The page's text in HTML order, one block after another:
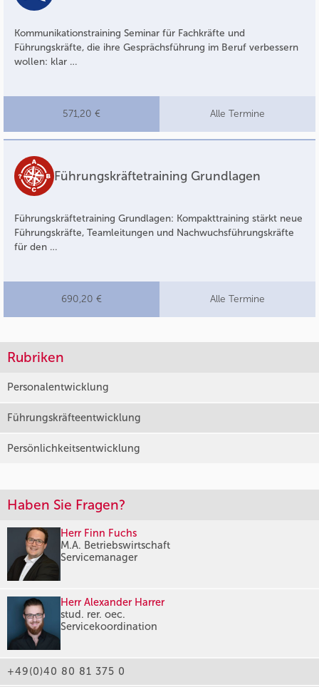
Kommunikationstraining Seminar für Fachkräfte und
Führungskräfte, die ihre Gesprächsführung im Beruf verbessern
wollen: klar …
571,20 € Alle Termine
Führungskräftetraining Grundlagen
Führungskräftetraining Grundlagen: Kompakttraining stärkt neue
Führungskräfte, Teamleitungen und Nachwuchsführungskräfte
für den …
690,20 € Alle Termine
Rubriken
Personalentwicklung
Führungskräfteentwicklung
Persönlichkeitsentwicklung
Haben Sie Fragen?
Herr Finn Fuchs
M.A. Betriebswirtschaft
Servicemanager
Herr Alexander Harrer
stud. rer. oec.
Servicekoordination
+49(0)40 80 81 375 0